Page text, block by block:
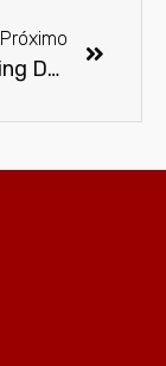
Próximo
Keep Walking Dead – Exposição sobre zumbis em São Paulo